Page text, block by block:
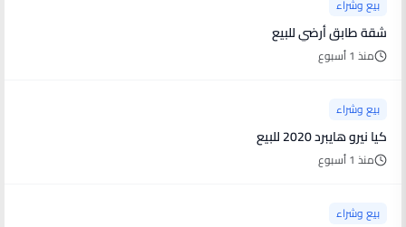
بيع وشراء
شقة طابق أرضي للبيع
منذ 1 أسبوع
بيع وشراء
كيا نيرو هايبرد 2020 للبيع
منذ 1 أسبوع
بيع وشراء